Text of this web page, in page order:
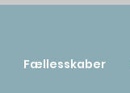
Fællesskaber